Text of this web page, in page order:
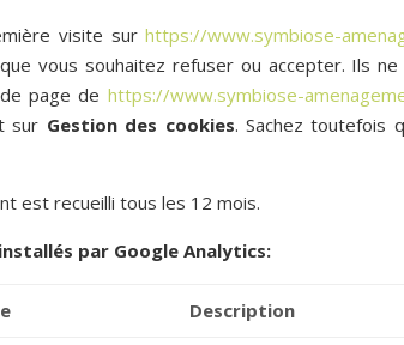
visite surhttps://www.symbiose-
vous souhaitez refuser ou accepter. Ils
page de https://www.symbiose-
sur Gestion des cookies. Sachez toutefois
est recueilli tous les 12 mois.
par Google Analytics:
Description